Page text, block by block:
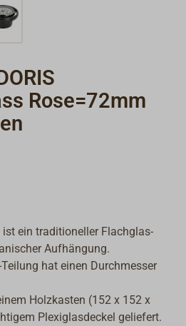
Rose=72mm
ist ein traditioneller Flachglas-
Aufhängung.
hat einen Durchmesser
Holzkasten (152 x 152 x
Plexiglasdeckel geliefert.